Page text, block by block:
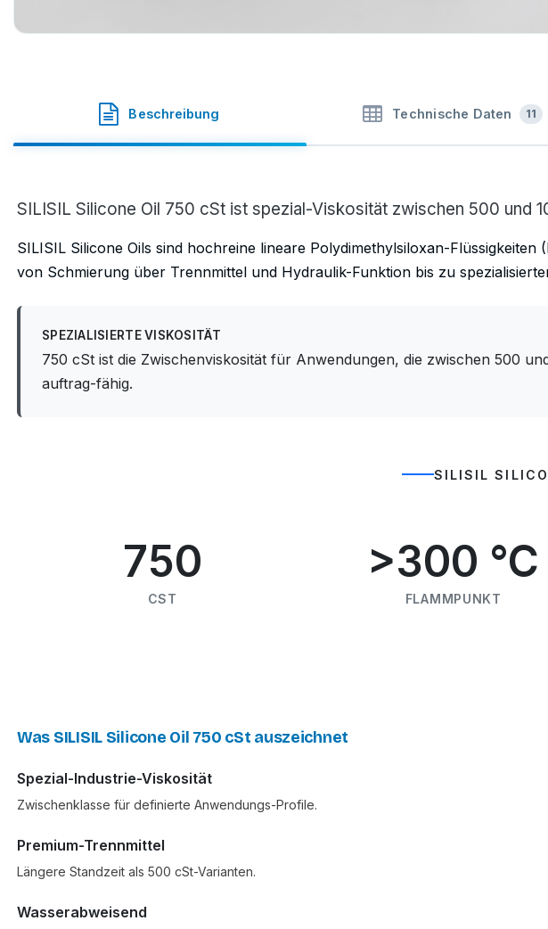
Beschreibung Technische Daten 11
SILISIL Silicone Oil 750 cSt ist spezial-Viskosität zwischen 500 und
SILISIL Silicone Oils sind hochreine lineare Polydimethylsiloxan-Flüssigkeiten
von Schmierung über Trennmittel und Hydraulik-Funktion bis zu
SPEZIALISIERTE VISKOSITÄT
750 cSt ist die Zwischenviskosität für Anwendungen, die zwischen 500
auftrag-fähig.
SILISIL
750
CST
>300 °C
FLAMMPUNKT
Was SILISIL Silicone Oil 750 cSt auszeichnet
Spezial-Industrie-Viskosität
Zwischenklasse für definierte Anwendungs-Profile.
Premium-Trennmittel
Längere Standzeit als 500 cSt-Varianten.
Wasserabweisend